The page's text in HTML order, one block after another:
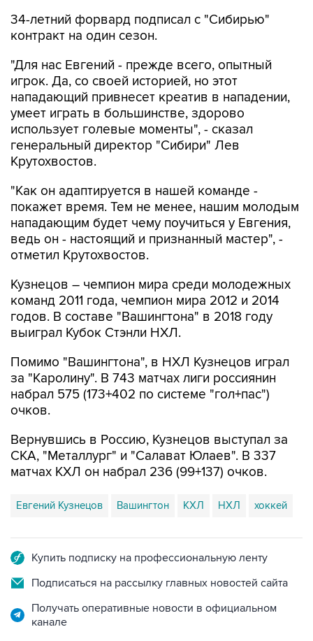
34-летний форвард подписал с "Сибирью"
контракт на один сезон.
"Для нас Евгений - прежде всего, опытный
игрок. Да, со своей историей, но этот
нападающий привнесет креатив в нападении,
умеет играть в большинстве, здорово
использует голевые моменты", - сказал
генеральный директор "Сибири" Лев
Крутохвостов.
"Как он адаптируется в нашей команде -
покажет время. Тем не менее, нашим молодым
нападающим будет чему поучиться у Евгения,
ведь он - настоящий и признанный мастер", -
отметил Крутохвостов.
Кузнецов – чемпион мира среди молодежных
команд 2011 года, чемпион мира 2012 и 2014
годов. В составе "Вашингтона" в 2018 году
выиграл Кубок Стэнли НХЛ.
Помимо "Вашингтона", в НХЛ Кузнецов играл
за "Каролину". В 743 матчах лиги россиянин
набрал 575 (173+402 по системе "гол+пас")
очков.
Вернувшись в Россию, Кузнецов выступал за
СКА, "Металлург" и "Салават Юлаев". В 337
матчах КХЛ он набрал 236 (99+137) очков.
Евгений Кузнецов Вашингтон КХЛ НХЛ хоккей
Купить подписку на профессиональную ленту
Подписаться на рассылку главных новостей сайта
Получать оперативные новости в официальном
канале